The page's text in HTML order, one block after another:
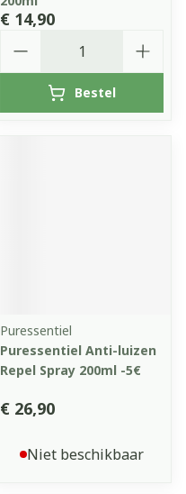
€ 14,90
Bestel
Puressentiel
Puressentiel Anti-luizen
Repel Spray 200ml -5€
€ 26,90
Niet beschikbaar